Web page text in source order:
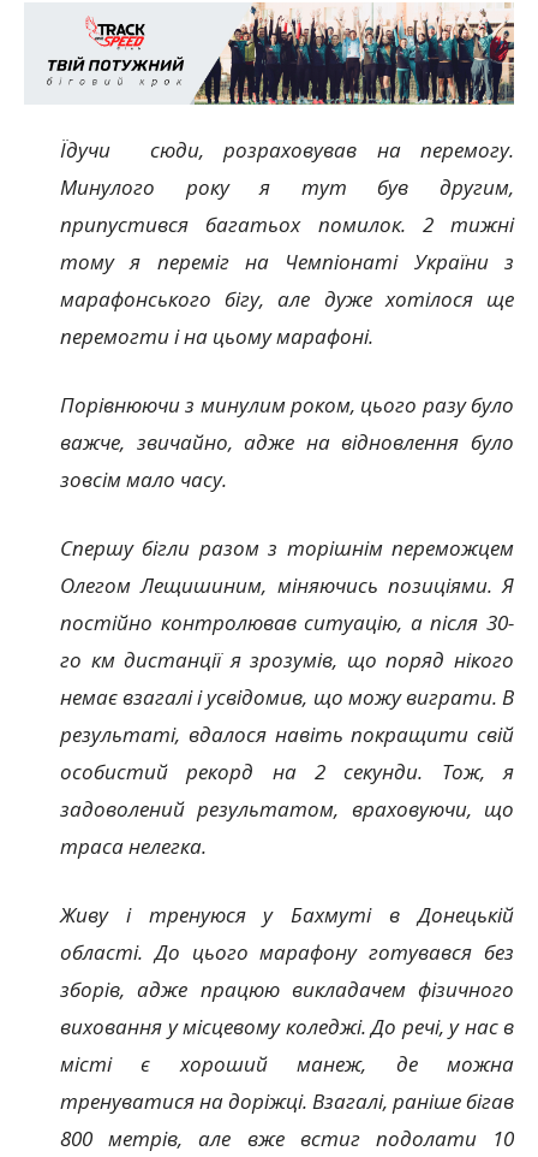
Їдучи сюди, розраховував на перемогу.
Минулого року я тут був другим,
припустився багатьох помилок. 2 тижні
тому я переміг на Чемпіонаті України з
марафонського бігу, але дуже хотілося ще
перемогти і на цьому марафоні.
Порівнюючи з минулим роком, цього разу було
важче, звичайно, адже на відновлення було
зовсім мало часу.
Спершу бігли разом з торішнім переможцем
Олегом Лещишиним, міняючись позиціями. Я
постійно контролював ситуацію, а після 30-
го км дистанції я зрозумів, що поряд нікого
немає взагалі і усвідомив, що можу виграти. В
результаті, вдалося навіть покращити свій
особистий рекорд на 2 секунди. Тож, я
задоволений результатом, враховуючи, що
траса нелегка.
Живу і тренуюся у Бахмуті в Донецькій
області. До цього марафону готувався без
зборів, адже працюю викладачем фізичного
виховання у місцевому коледжі. До речі, у нас в
місті є хороший манеж, де можна
тренуватися на доріжці. Взагалі, раніше бігав
800 метрів, але вже встиг подолати 10